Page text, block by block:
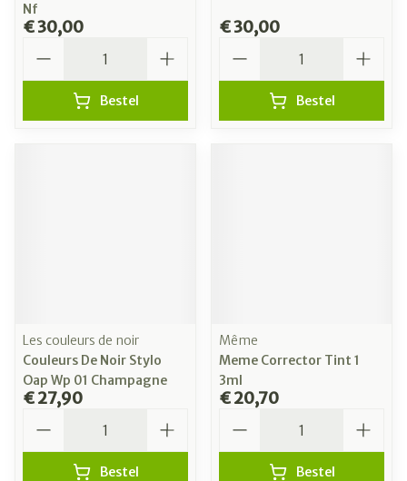
Nf
€ 30,00
Bestel
€ 30,00
Bestel
Les couleurs de noir
Couleurs De Noir Stylo
Oap Wp 01 Champagne
€ 27,90
Bestel
Même
Meme Corrector Tint 1
3ml
€ 20,70
Bestel